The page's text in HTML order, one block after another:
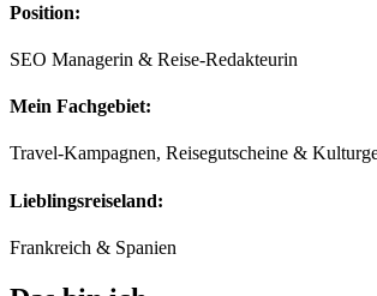
Position:
SEO Managerin & Reise-Redakteurin
Mein Fachgebiet:
Travel-Kampagnen, Reisegutscheine &
Lieblingsreiseland:
Frankreich & Spanien